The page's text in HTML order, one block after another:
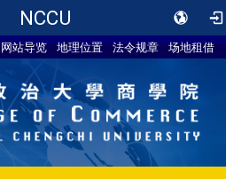
NCCU
网站导览 地理位置 法令规章 场地租借